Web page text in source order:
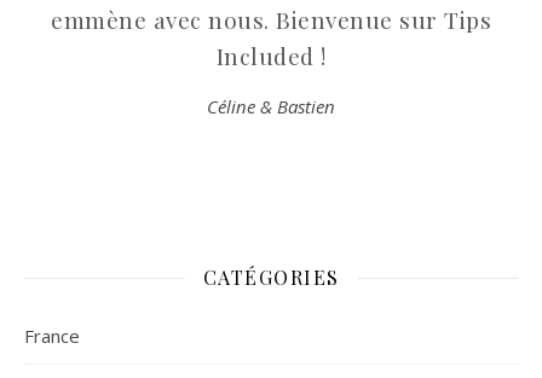
emmène avec nous. Bienvenue sur Tips
Included !
Céline & Bastien
CATÉGORIES
France